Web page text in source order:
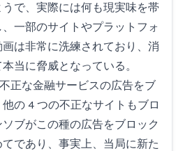
で、実際には何も現実味を帯
一部のサイトやプラットフォ
は非常に洗練されており、消
当に脅威となっている。
正な金融サービスの広告をブ
の 4 つの不正なサイトもブロ
ブがこの種の広告をブロック
であり、事実上、当局に新た